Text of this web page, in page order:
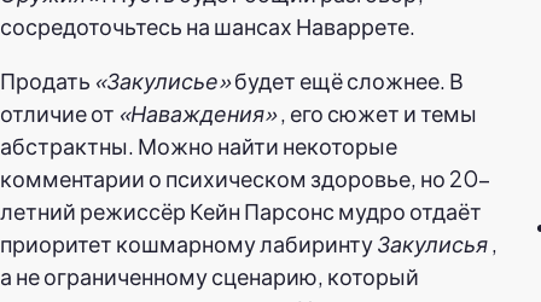
сосредоточьтесь на шансах Наваррете.
Продать «Закулисье»будет ещё сложнее. В
отличие от «Наваждения», его сюжет и темы
абстрактны. Можно найти некоторые
комментарии о психическом здоровье, но 20-
летний режиссёр Кейн Парсонс мудро отдаёт
приоритет кошмарному лабиринтуЗакулисья,
а не ограниченному сценарию, который